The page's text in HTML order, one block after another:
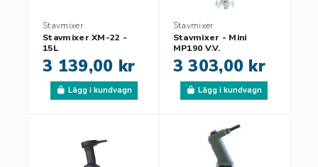
Stavmixer
Stavmixer XM-22 -
15L
3 139,00 kr
Lägg i kundvagn
Stavmixer
Stavmixer - Mini
MP190 V.V.
3 303,00 kr
Lägg i kundvagn